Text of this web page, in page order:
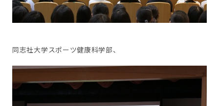
同志社大学スポーツ健康科学部、